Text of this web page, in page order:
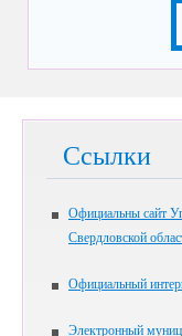
Ссылки
Официальны сайт
Свердловской
Официальный
Электронный